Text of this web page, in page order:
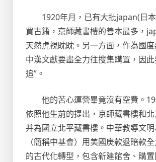
1920年月，已有大批japan(日
買古籍，京師藏書樓的善本最多，
天然虎視眈眈。另一方面，作為國
中漢文獻要盡全力往搜集購置，因此
追”。
他的苦心運營畢竟沒有空費。
依照他生前的提出，京師藏書樓和
并為國立北平藏書樓。中華教導文
（簡稱中基會）用美國庚款退賠款
的古代化轉型，包含新建館舍、購置